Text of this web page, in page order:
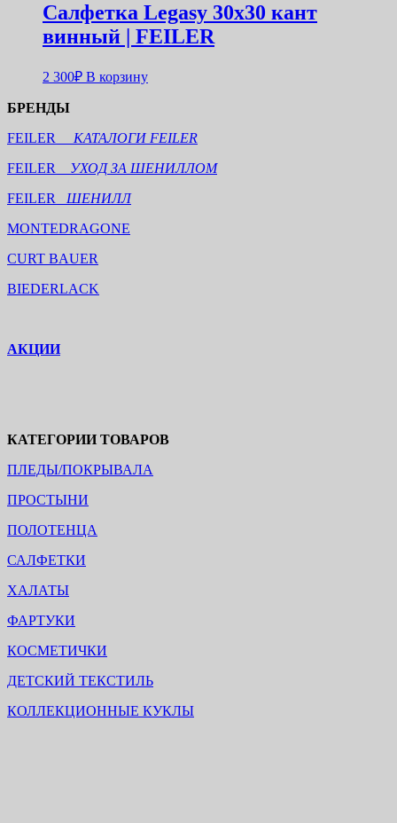
Салфетка Legasy 30х30 кант
винный | FEILER
2 300₽ В корзину
БРЕНДЫ
FEILER КАТАЛОГИ FEILER
FEILER
УХОД ЗА ШЕНИЛЛОМ
FEILER ШЕНИЛЛ
MONTEDRAGONE
CURT BAUER
BIEDERLACK
АКЦИИ
КАТЕГОРИИ ТОВАРОВ
ПЛЕДЫ/ПОКРЫВАЛА
ПРОСТЫНИ
ПОЛОТЕНЦА
САЛФЕТКИ
ХАЛАТЫ
ФАРТУКИ
КОСМЕТИЧКИ
ДЕТСКИЙ ТЕКСТИЛЬ
КОЛЛЕКЦИОННЫЕ КУКЛЫ